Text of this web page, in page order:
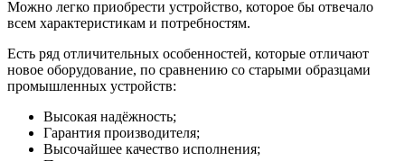
Можно легко приобрести устройство, которое бы отвечало
всем характеристикам и потребностям.
Есть ряд отличительных особенностей, которые отличают
новое оборудование, по сравнению со старыми образцами
промышленных устройств:
Высокая надёжность;
Гарантия производителя;
Высочайшее качество исполнения;